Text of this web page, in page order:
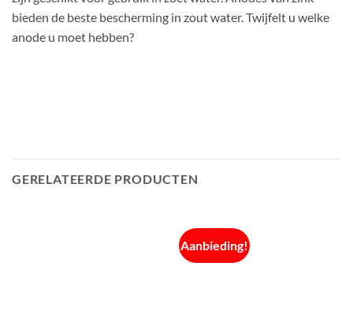
bieden de beste bescherming in zout water. Twijfelt u welke
anode u moet hebben?
GERELATEERDE PRODUCTEN
Aanbieding!